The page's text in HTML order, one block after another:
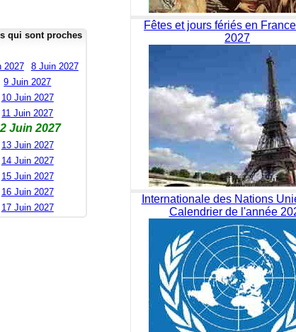
qui sont proches
2027
8 Juin 2027
9 Juin 2027
10 Juin 2027
11 Juin 2027
Juin 2027
13 Juin 2027
14 Juin 2027
15 Juin 2027
16 Juin 2027
17 Juin 2027
Fêtes et jours fériés en
2027
Internationale des Nations
Calendrier de l'année